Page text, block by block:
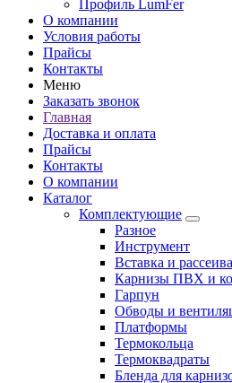
Профиль LumFer
О компании
Условия работы
Прайсы
Контакты
Меню
Заказать звонок
Главная
Доставка и оплата
Прайсы
Контакты
О компании
Каталог
Комплектующие
Разное
Инструмент
Вставка и
Карнизы ПВХ и
Гарпун
Обводы и
Платформы
Термокольца
Термоквадраты
Бленда для